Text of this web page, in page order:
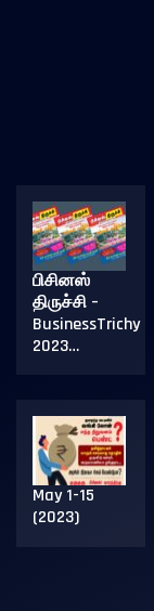
பிசினஸ்
திருச்சி –
BusinessTrichy
2023…
May 1-15
(2023)